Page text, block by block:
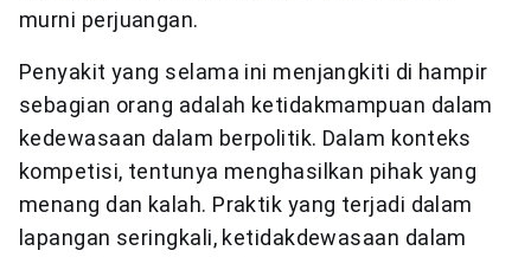
murni perjuangan.
Penyakit yang selama ini menjangkiti di hampir
sebagian orang adalah ketidakmampuan dalam
kedewasaan dalam berpolitik. Dalam konteks
kompetisi, tentunya menghasilkan pihak yang
menang dan kalah. Praktik yang terjadi dalam
lapangan seringkali, ketidakdewasaan dalam